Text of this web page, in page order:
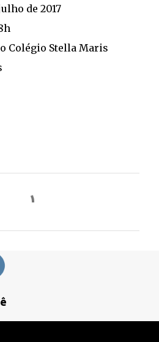
de 2017
Colégio Stella Maris